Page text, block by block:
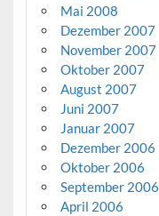
Mai 2008
Dezember 2007
November 2007
Oktober 2007
August 2007
Juni 2007
Januar 2007
Dezember 2006
Oktober 2006
September 2006
April 2006